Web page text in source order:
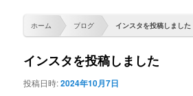
ホーム ブログ インスタを投稿しました
インスタを投稿しました
投稿日時:2024年10月7日